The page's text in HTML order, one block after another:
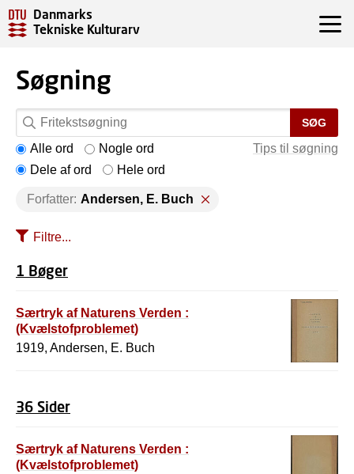
Danmarks
Tekniske Kulturarv
Søgning
SØG
Tips til søgning
Alle ord
Nogle ord
Dele af ord
Hele ord
Forfatter: Andersen, E. Buch
Filtre...
1 Bøger
Særtryk af Naturens Verden :
(Kvælstofproblemet)
1919, Andersen, E. Buch
36 Sider
Særtryk af Naturens Verden :
(Kvælstofproblemet)